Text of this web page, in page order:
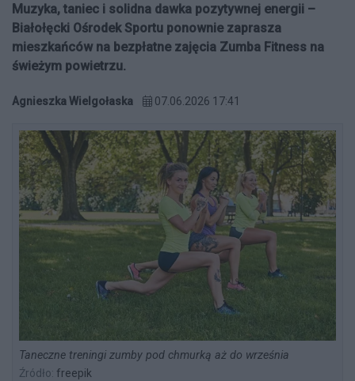
Muzyka, taniec i solidna dawka pozytywnej energii –
Białołęcki Ośrodek Sportu ponownie zaprasza
mieszkańców na bezpłatne zajęcia Zumba Fitness na
świeżym powietrzu.
Agnieszka Wielgołaska 07.06.2026 17:41
Taneczne treningi zumby pod chmurką aż do września
Źródło: freepik